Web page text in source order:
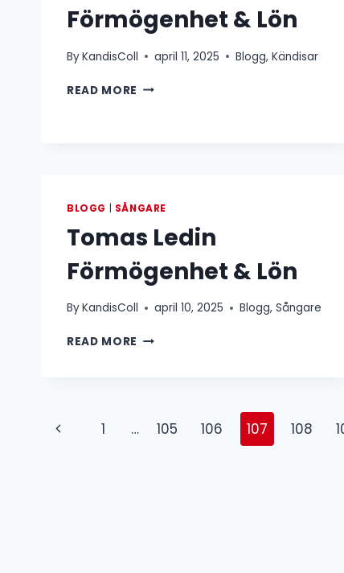
Förmögenhet & Lön
ByKandisColl april 11, 2025 Blogg,Kändisar
READ MORE EDWARD
BLOGG | SÅNGARE
Tomas Ledin
Förmögenhet & Lön
ByKandisColl april 10, 2025 Blogg,Sångare
READ MORE TOMAS
Page
Previous1 … 105 106 107 108